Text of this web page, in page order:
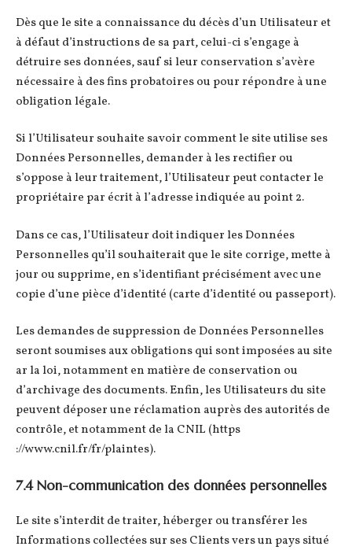
Dès que le site a connaissance du décès d’un Utilisateur et
à défaut d’instructions de sa part, celui-ci s’engage à
détruire ses données, sauf si leur conservation s’avère
nécessaire à des fins probatoires ou pour répondre à une
obligation légale.
Si l’Utilisateur souhaite savoir comment le site utilise ses
Données Personnelles, demander à les rectifier ou
s’oppose à leur traitement, l’Utilisateur peut contacter le
propriétaire par écrit à l’adresse indiquée au point 2.
Dans ce cas, l’Utilisateur doit indiquer les Données
Personnelles qu’il souhaiterait que le site corrige, mette à
jour ou supprime, en s’identifiant précisément avec une
copie d’une pièce d’identité (carte d’identité ou passeport).
Les demandes de suppression de Données Personnelles
seront soumises aux obligations qui sont imposées au site
ar la loi, notamment en matière de conservation ou
d’archivage des documents. Enfin, les Utilisateurs du site
peuvent déposer une réclamation auprès des autorités de
contrôle, et notamment de la CNIL (https
://www.cnil.fr/fr/plaintes).
7.4 Non-communication des données personnelles
Le site s’interdit de traiter, héberger ou transférer les
Informations collectées sur ses Clients vers un pays situé